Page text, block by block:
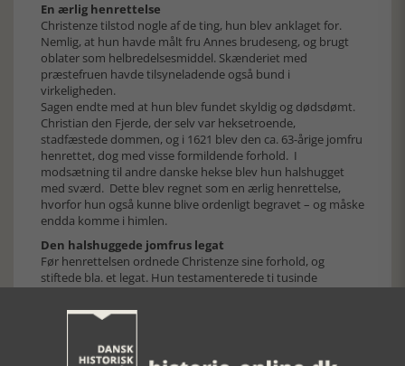
En ærlig henrettelse
Christenze tilstod nogle af de ting, hun blev anklaget for.
Nemlig, at hun havde målt fru Annes brudeseng, og brugt
oblater som helbredelsesmiddel. Skænderiet med
præstefruen havde tilsyneladende også bund i
virkeligheden.
Sagen endte med at hun blev fundet skyldig og dødsdømt.
Christian den Fjerde, der selv var heksetroende,
stadfæstede dommen, og i 1621 blev den ca. 63-årige jomfru
henrettet, dog med visse formildende forhold. I
modsætning til andre danske hekse blev hun halshugget
med sværd. Dette blev regnet som en ærlig henrettelse,
hvorfor hun også kunne blive ordenligt begravet – og måske
endda komme i himlen.
Den halshuggede jomfrus legat
Før henrettelsen ordnede Christenze sine forhold, og
stiftede bla. et legat. Hun testamenterede ti tusinde
Charlotte S.H. Jensen